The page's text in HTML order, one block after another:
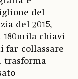
del
del 2015,
180mila chiavi
far collassare
trasforma